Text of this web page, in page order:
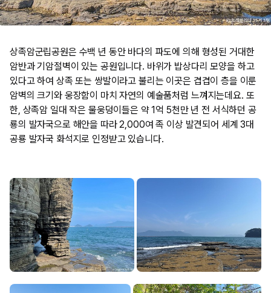
​상족암군립공원은 수백 년 동안 바다의 파도에 의해 형성된 거대한
암반과 기암절벽이 있는 공원입니다. 바위가 밥상다리 모양을 하고
있다고 하여 상족 또는 쌍발이라고 불리는 이곳은 겹겹이 층을 이룬
암벽의 크기와 웅장함이 마치 자연의 예술품처럼 느껴지는데요. 또
한, 상족암 일대 작은 물웅덩이들은 약 1억 5천만 년 전 서식하던 공
룡의 발자국으로 해안을 따라 2,000여 족 이상 발견되어 세계 3대
공룡 발자국 화석지로 인정받고 있습니다.